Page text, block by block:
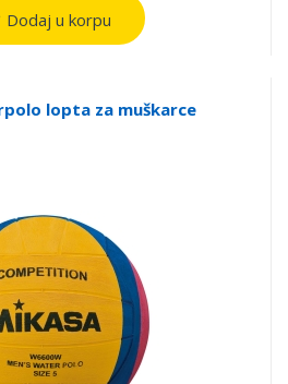
Dodaj u korpu
lopta za muškarce